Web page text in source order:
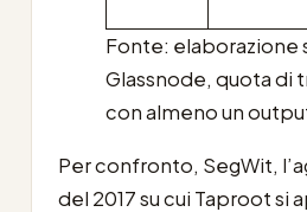
Fonte: elaborazione
Glassnode, quota di
con almeno un
Per confronto, SegWit,
del 2017 su cui Taproot si